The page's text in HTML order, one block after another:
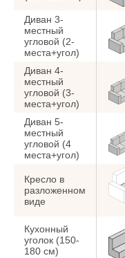
Диван 3-
местный
угловой (2-
места+угол)
Диван 4-
местный
угловой (3-
места+угол)
Диван 5-
местный
угловой (4
места+угол)
Кресло в
разложенном
виде
Кухонный
уголок (150-
180 см)